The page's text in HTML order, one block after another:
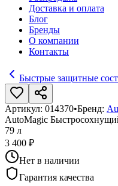
Доставка и оплата
Блог
Бренды
О компании
Контакты
Быстрые защитные
Артикул: 014370•Бренд:
AutoMagic
79 л
3 400 ₽
Нет в наличии
Гарантия качества